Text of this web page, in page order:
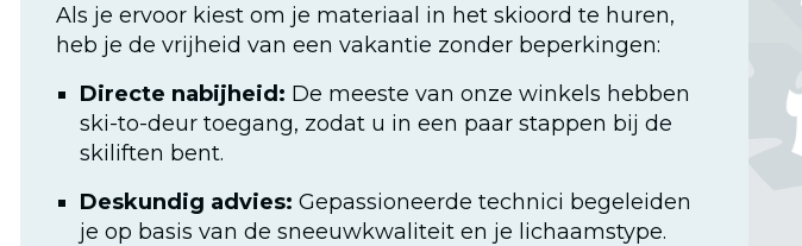
Als je ervoor kiest om je materiaal in het skioord te huren,
heb je de vrijheid van een vakantie zonder beperkingen:
Directe nabijheid: De meeste van onze winkels hebben
ski-to-deur toegang, zodat u in een paar stappen bij de
skiliften bent.
Deskundig advies: Gepassioneerde technici begeleiden
je op basis van de sneeuwkwaliteit en je lichaamstype.